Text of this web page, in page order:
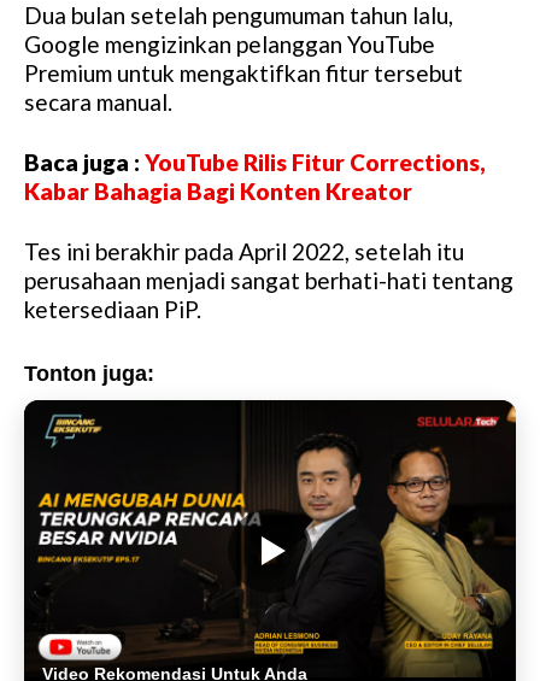
M
u
t
Dua bulan setelah pengumuman tahun lalu,
Google mengizinkan pelanggan YouTube
Premium untuk mengaktifkan fitur tersebut
secara manual.
Baca juga : YouTube Rilis Fitur Corrections,
Kabar Bahagia Bagi Konten Kreator
Tes ini berakhir pada April 2022, setelah itu
perusahaan menjadi sangat berhati-hati tentang
ketersediaan PiP.
Tonton juga:
Video Rekomendasi Untuk Anda